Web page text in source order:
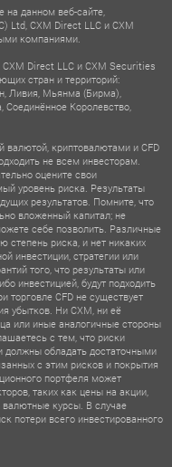
на данном веб-сайте,
Ltd, CXM Direct LLC и CXM
компаниями.
Direct LLC и CXM Securities
стран и территорий:
Ливия, Мьянма (Бирма),
Королевство,
валютой, криптовалютами и CFD
не всем инвесторам.
оцените свои
уровень риска. Результаты
результатов. Помните, что
вложенный капитал; не
себе позволить. Различные
степень риска, и нет никаких
инвестиции, стратегии или
того, что результаты или
инвестицией, будут подходить
CFD не существует
убытков. Ни CXM, ни её
или иные аналогичные стороны
с тем, что риски
должны обладать достаточными
с этим рисков и покрытия
портфеля может
таких как цены на акции,
курсы. В случае
потери всего инвестированного